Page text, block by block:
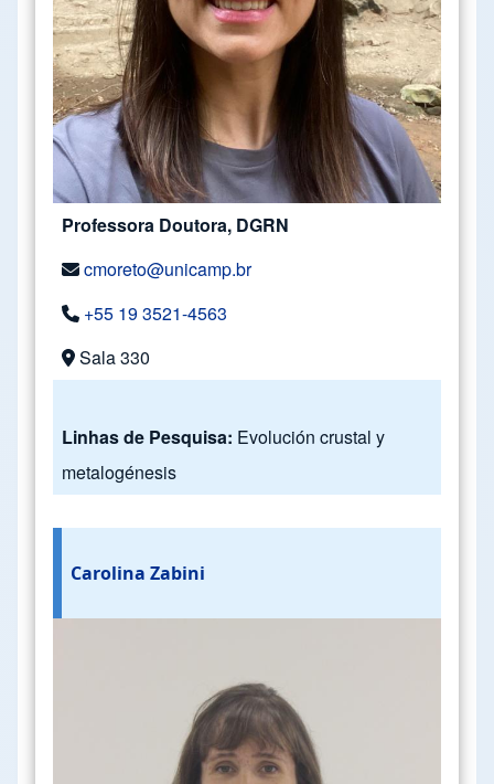
Professora Doutora, DGRN
cmoreto@unicamp.br
+55 19 3521-4563
Sala 330
Linhas de Pesquisa: Evolución crustal y
metalogénesis
Carolina Zabini